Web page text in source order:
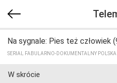
Na sygnale: Pies też człowiek
SERIAL FABULARNO-DOKUMENTALNY
W skrócie